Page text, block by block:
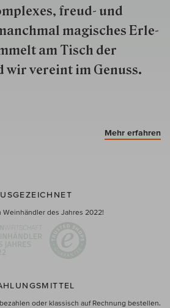
freud- und
ma­gisch­es Er­le­
am Tisch der
wir ver­eint im Genuss.
Mehr erfahren
Weinhändler des Jahres 2022!
oder klassisch auf Rechnung bestellen.